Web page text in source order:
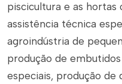
piscicultura e as hortas
assistência técnica
agroindústria de
produção de
especiais, produção de